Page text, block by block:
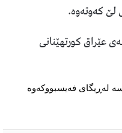
لێ کەوتەوە.
عێراق کورتهێنانی
لەڕیگای فەیسبووکەوە